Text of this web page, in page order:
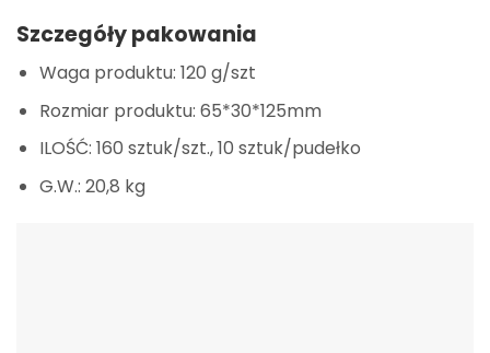
Szczegóły pakowania
Waga produktu: 120 g/szt
Rozmiar produktu: 65*30*125mm
ILOŚĆ: 160 sztuk/szt., 10 sztuk/pudełko
G.W.: 20,8 kg